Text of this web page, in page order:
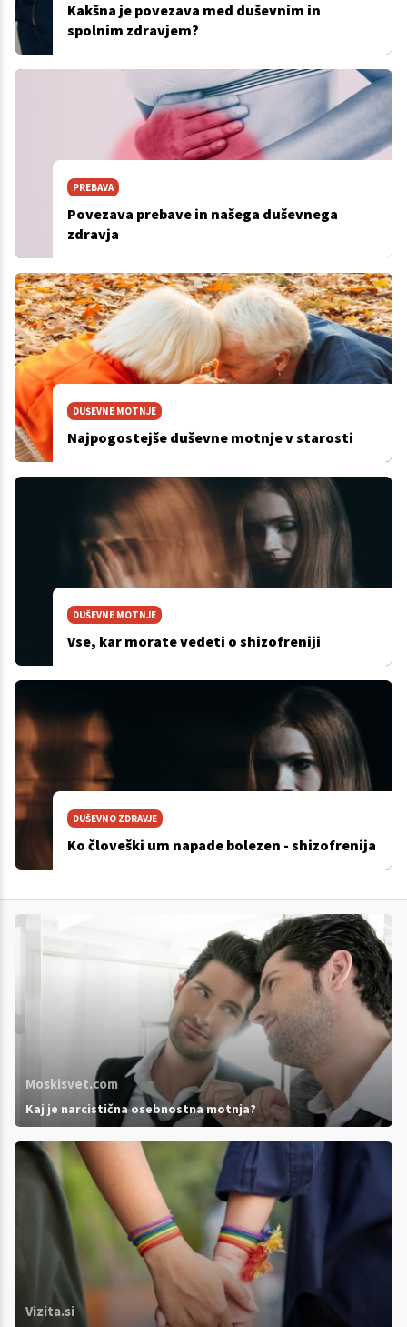
Kakšna je povezava med duševnim in
spolnim zdravjem?
PREBAVA
Povezava prebave in našega duševnega
zdravja
DUŠEVNE MOTNJE
Najpogostejše duševne motnje v starosti
DUŠEVNE MOTNJE
Vse, kar morate vedeti o shizofreniji
DUŠEVNO ZDRAVJE
Ko človeški um napade bolezen - shizofrenija
Moskisvet.com
Kaj je narcistična osebnostna motnja?
Vizita.si